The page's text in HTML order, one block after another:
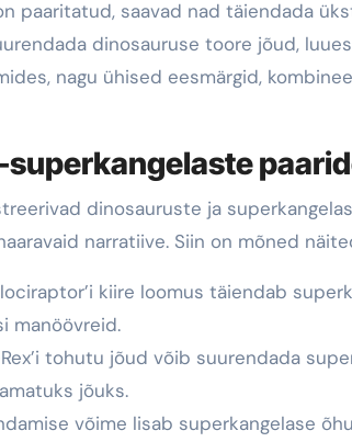
paaritatud, saavad nad täiendada
dinosauruse toore jõud,
nagu ühised eesmärgid,
dinosauruste ja
narratiive. Siin on mõned
kiire loomus täiendab
manöövreid.
tohutu jõud võib suurendada
jõuks.
võime lisab superkangelase